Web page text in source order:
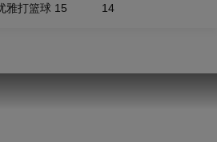
雅打篮球 15
14